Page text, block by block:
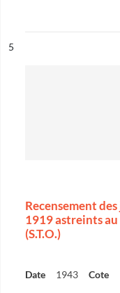
n°
5
Recensement
1919 astreints
(S.T.O.)
Date 1943 Cote